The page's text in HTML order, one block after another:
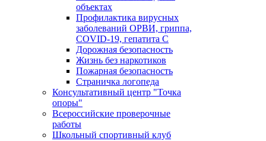
объектах
Профилактика вирусных
заболеваний ОРВИ, гриппа,
COVID-19, гепатита С
Дорожная безопасность
Жизнь без наркотиков
Пожарная безопасность
Страничка логопеда
Консультативный центр "Точка
опоры"
Всероссийские проверочные
работы
Школьный спортивный клуб